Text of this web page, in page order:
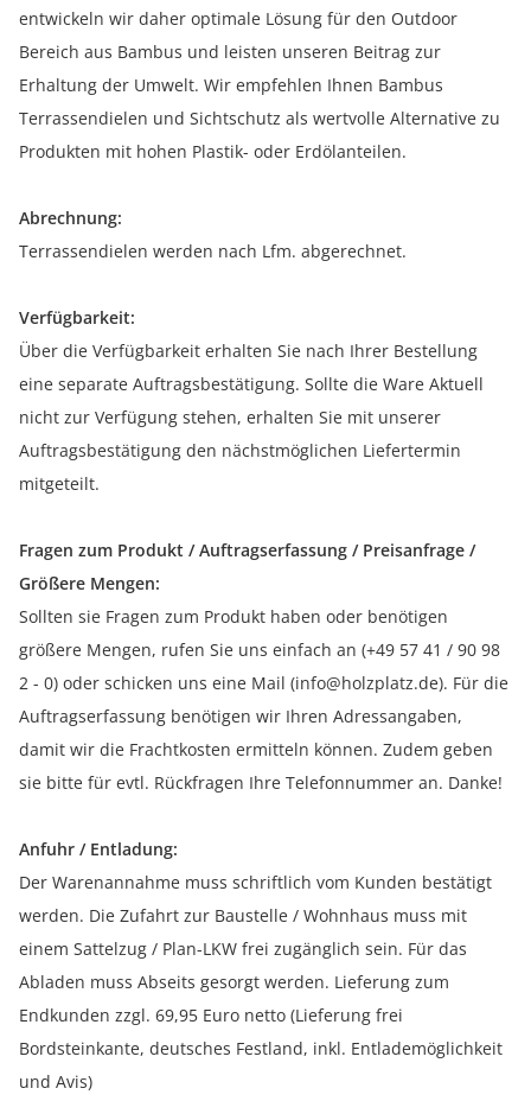
entwickeln wir daher optimale Lösung für den Outdoor
Bereich aus Bambus und leisten unseren Beitrag zur
Erhaltung der Umwelt. Wir empfehlen Ihnen Bambus
Terrassendielen und Sichtschutz als wertvolle Alternative zu
Produkten mit hohen Plastik- oder Erdölanteilen.
Abrechnung:
Terrassendielen werden nach Lfm. abgerechnet.
Verfügbarkeit:
Über die Verfügbarkeit erhalten Sie nach Ihrer Bestellung
eine separate Auftragsbestätigung. Sollte die Ware Aktuell
nicht zur Verfügung stehen, erhalten Sie mit unserer
Auftragsbestätigung den nächstmöglichen Liefertermin
mitgeteilt.
Fragen zum Produkt / Auftragserfassung / Preisanfrage /
Größere Mengen:
Sollten sie Fragen zum Produkt haben oder benötigen
größere Mengen, rufen Sie uns einfach an (+49 57 41 / 90 98
2 - 0) oder schicken uns eine Mail (info@holzplatz.de). Für die
Auftragserfassung benötigen wir Ihren Adressangaben,
damit wir die Frachtkosten ermitteln können. Zudem geben
sie bitte für evtl. Rückfragen Ihre Telefonnummer an. Danke!
Anfuhr / Entladung:
Der Warenannahme muss schriftlich vom Kunden bestätigt
werden. Die Zufahrt zur Baustelle / Wohnhaus muss mit
einem Sattelzug / Plan-LKW frei zugänglich sein. Für das
Abladen muss Abseits gesorgt werden. Lieferung zum
Endkunden zzgl. 69,95 Euro netto (Lieferung frei
Bordsteinkante, deutsches Festland, inkl. Entlademöglichkeit
und Avis)